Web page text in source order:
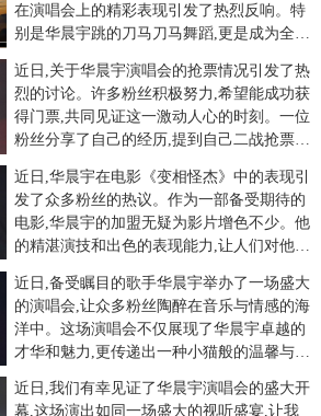
在演唱会上的精彩表现引发了热烈反响。特
别是华晨宇跳的刀马刀马舞蹈,更是成为全场
近日,关于华晨宇演唱会的抢票情况引发了热
烈的讨论。许多粉丝积极努力,希望能成功获
得门票,共同见证这一激动人心的时刻。一位
粉丝分享了自己的经历,提到自己二战抢票仍
近日,华晨宇在电影《变相怪杰》中的表现引
发了众多粉丝的热议。作为一部备受期待的
电影,华晨宇的加盟无疑为影片增色不少。他
的精湛演技和出色的表现能力,让人们对他的
近日,备受瞩目的歌手华晨宇举办了一场盛大
的演唱会,让众多粉丝陶醉在音乐与情感的海
洋中。这场演唱会不仅展现了华晨宇卓越的
才华和魅力,更传递出一种小猫般的温馨与力
近日,我们有幸见证了华晨宇演唱会的盛大开
幕,这场演出如同一场盛大的视听盛宴,让我